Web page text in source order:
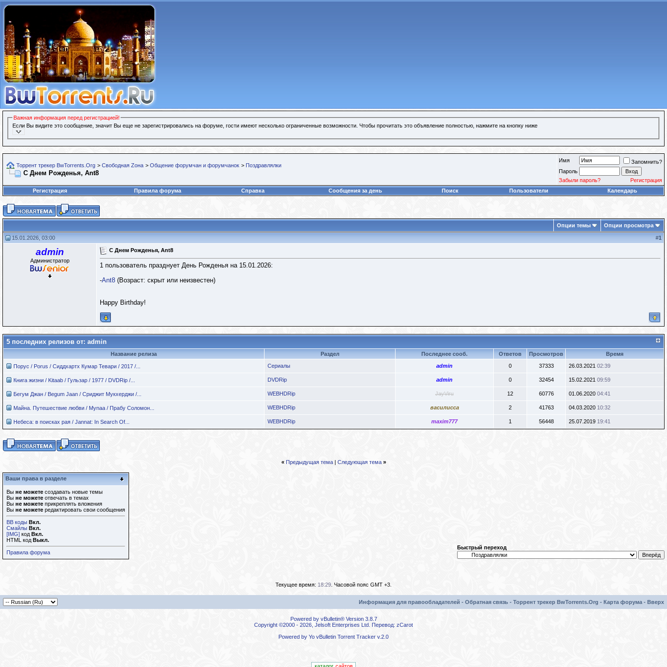
Важная информация перед регистрацией!
Если Вы видите это сообщение, значит Вы еще не зарегистрировались на форуме, гости имеют несколько ограниченные возможности. Чтобы прочитать это объявление полностью, нажмите на кнопку ниже
Торрент трекер BwTorrents.Org > Свободная Zона > Общение форумчан и форумчанок > Поздравлялки
С Днем Рожденья, Ant8
Имя
Запомнить?
Пароль
Забыли пароль?
Регистрация
Регистрация
Правила форума Справка Сообщения за день Поиск Пользователи Календарь
Опции темы Опции просмотра
15.01.2026, 03:00 #1
admin
Администратор
С Днем Рожденья, Ant8
1 пользователь празднует День Рожденья на 15.01.2026:
-Ant8 (Возраст: скрыт или неизвестен)
Happy Birthday!
5 последних релизов от: admin
Название релиза Раздел Последнее сооб. Ответов Просмотров Время
Порус / Porus / Сиддхартх Кумар Тевари / 2017 /... Сериалы admin 0 37333 26.03.2021 02:39
Книга жизни / Kitaab / Гульзар / 1977 / DVDRip /... DVDRip admin 0 32454 15.02.2021 09:59
Бегум Джан / Begum Jaan / Сриджит Мукхерджи /... WEBHDRip JayViru 12 60776 01.06.2020 04:41
Майна. Путешествие любви / Mynaa / Прабу Соломон... WEBHDRip василисса 2 41763 04.03.2020 10:32
Небеса: в поисках рая / Jannat: In Search Of... WEBHDRip maxim777 1 56448 25.07.2019 19:41
« Предыдущая тема| Следующая тема »
Ваши права в разделе
Вы не можете создавать новые темы
Вы не можете отвечать в темах
Вы не можете прикреплять вложения
Вы не можете редактировать свои сообщения
BB коды Вкл.
Смайлы Вкл.
[IMG] код Вкл.
HTML код Выкл.
Правила форума
Быстрый переход
Текущее время: 18:29 . Часовой пояс GMT +3.
Информация для правообладателей - Обратная связь - Торрент трекер BwTorrents.Org - Карта форума - Вверх
Powered by vBulletin® Version 3.8.7
Copyright ©2000 - 2026, Jelsoft Enterprises Ltd. Перевод: zCarot
Powered by Yo vBulletin Torrent Tracker v.2.0